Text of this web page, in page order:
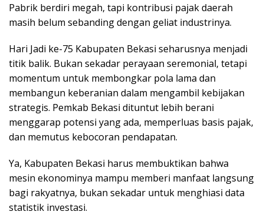
Pabrik berdiri megah, tapi kontribusi pajak daerah
masih belum sebanding dengan geliat industrinya.
Hari Jadi ke-75 Kabupaten Bekasi seharusnya menjadi
titik balik. Bukan sekadar perayaan seremonial, tetapi
momentum untuk membongkar pola lama dan
membangun keberanian dalam mengambil kebijakan
strategis. Pemkab Bekasi dituntut lebih berani
menggarap potensi yang ada, memperluas basis pajak,
dan memutus kebocoran pendapatan.
Ya, Kabupaten Bekasi harus membuktikan bahwa
mesin ekonominya mampu memberi manfaat langsung
bagi rakyatnya, bukan sekadar untuk menghiasi data
statistik investasi.